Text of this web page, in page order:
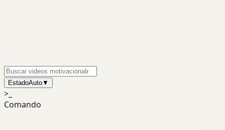
EstadoAuto▼
>_
Comando